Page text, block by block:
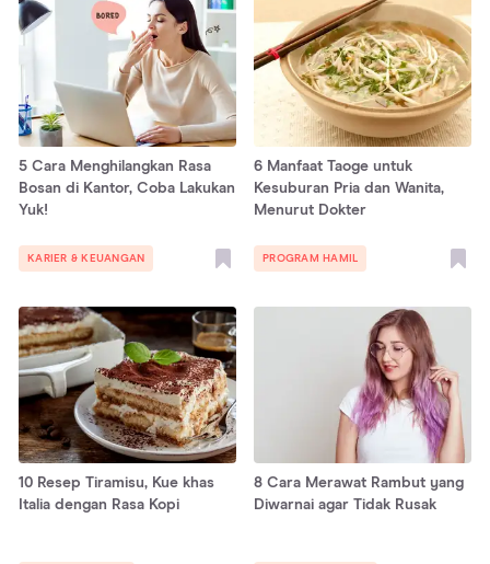
5 Cara Menghilangkan Rasa
Bosan di Kantor, Coba Lakukan
Yuk!
KARIER & KEUANGAN
6 Manfaat Taoge untuk
Kesuburan Pria dan Wanita,
Menurut Dokter
PROGRAM HAMIL
10 Resep Tiramisu, Kue khas
Italia dengan Rasa Kopi
8 Cara Merawat Rambut yang
Diwarnai agar Tidak Rusak